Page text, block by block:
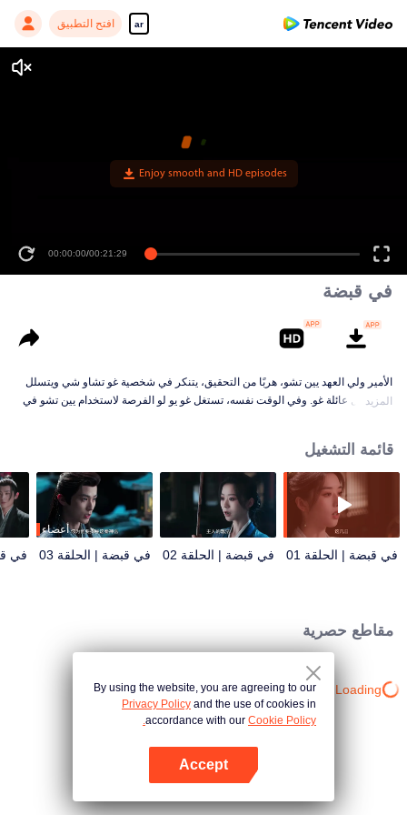
ar افتح التطبيق
00:00:00/00:21:29
في قبضة
الأمير ولي العهد يين تشو، هربًا من التحقيق، يتنكر في شخصية غو تشاو شي ويتسلل
إلى منزل عائلة غو. وفي الوقت نفسه، تستغل غو يو لو الفرصة لاستخدام يين تشو في
محاصرين في تيارات الرغبات البشرية والطموحات السياسية، ما هي الخيارات التي
يتخذونها عندما يواجهون شبكة من الأكاذيب، وحقائق مدمرة، ومخاطر حياة أو موت؟
المزيد
قائمة التشغيل
في قبضة | الحلقة 01 في قبضة | الحلقة 02
أعضاء
في قبضة | الحلقة 03 في
مقاطع حصرية
Loading…
By using the website, you are agreeing to our
Privacy Policy and the use of cookies in
accordance with our Cookie Policy.
Accept